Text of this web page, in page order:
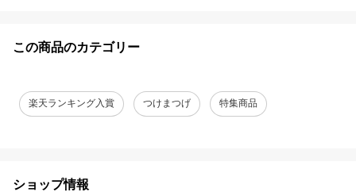
この商品のカテゴリー
楽天ランキング入賞 つけまつげ 特集商品
ショップ情報